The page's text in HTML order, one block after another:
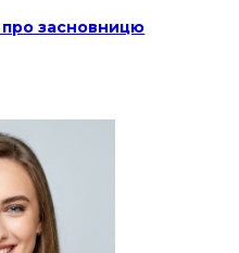
про засновницю